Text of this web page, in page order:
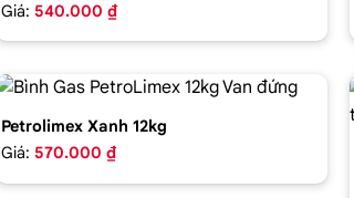
Giá: 540.000 ₫
Petrolimex Xanh 12kg
Giá: 570.000 ₫